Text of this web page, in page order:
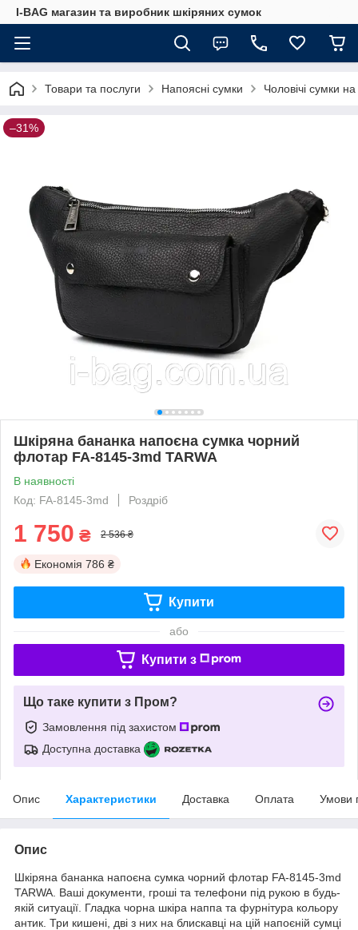
I-BAG магазин та виробник шкіряних сумок
Товари та послуги Напоясні сумки Чоловічі сумки
–31%
Шкіряна бананка напоєна сумка чорний
флотар FA-8145-3md TARWA
В наявності
Код: FA-8145-3md
Роздріб
1 750 ₴ 2 536 ₴
Економія 786 ₴
Купити
або
Купити з
Що таке купити з Пром?
Замовлення під захистом
Доступна доставка
Опис Характеристики Доставка Оплата Умови
Опис
Шкіряна бананка напоєна сумка чорний флотар FA-8145-3md
TARWA. Ваші документи, гроші та телефони під рукою в будь-
якій ситуації. Гладка чорна шкіра наппа та фурнітура кольору
антик. Три кишені, дві з них на блискавці на цій напоєній сумці